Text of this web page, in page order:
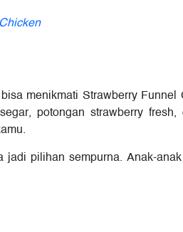
menikmati Strawberry
potongan strawberry
pilihan sempurna. Anak-